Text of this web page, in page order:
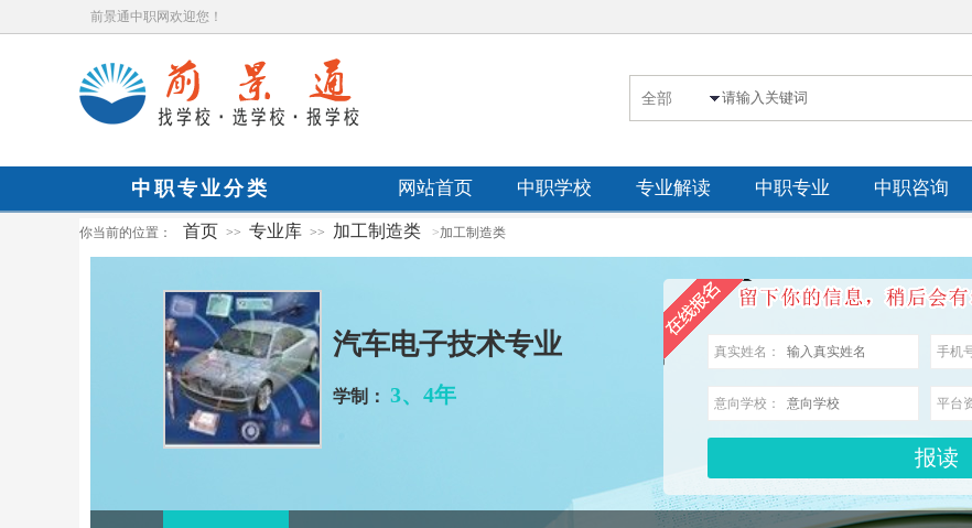
前景通中职网欢迎您！
中职专业分类 网站首页 中职学校 专业解读 中职专业 中职咨询
你当前的位置： 首页 >> 专业库 >> 加工制造类 >加工制造类
汽车电子技术专业
学制： 3、4年
真实姓名： 手机
意向学校： 平台